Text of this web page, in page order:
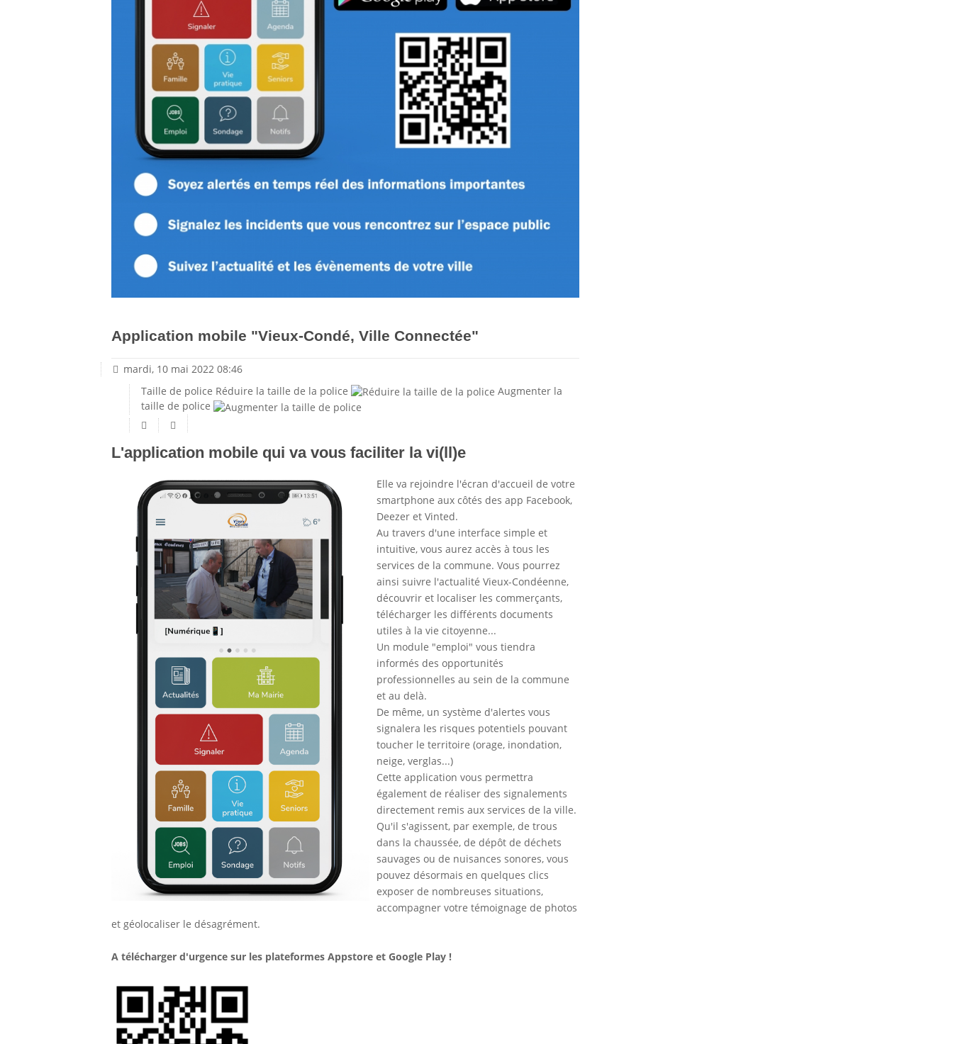
Application mobile "Vieux-Condé, Ville Connectée"
mardi, 10 mai 2022 08:46
Taille de police Réduire la taille de la police
Augmenter la
taille de police
L'application mobile qui va vous faciliter la vi(ll)e
Elle va rejoindre l'écran d'accueil de votre
smartphone aux côtés des app Facebook,
Deezer et Vinted.
Au travers d'une interface simple et
intuitive, vous aurez accès à tous les
services de la commune. Vous pourrez
ainsi suivre l'actualité Vieux-Condéenne,
découvrir et localiser les commerçants,
télécharger les différents documents
utiles à la vie citoyenne...
Un module "emploi" vous tiendra
informés des opportunités
professionnelles au sein de la commune
et au delà.
De même, un système d'alertes vous
signalera les risques potentiels pouvant
toucher le territoire (orage, inondation,
neige, verglas...)
Cette application vous permettra
également de réaliser des signalements
directement remis aux services de la ville.
Qu'il s'agissent, par exemple, de trous
dans la chaussée, de dépôt de déchets
sauvages ou de nuisances sonores, vous
pouvez désormais en quelques clics
exposer de nombreuses situations,
accompagner votre témoignage de photos
et géolocaliser le désagrément.
A télécharger d'urgence sur les plateformes Appstore et Google Play !